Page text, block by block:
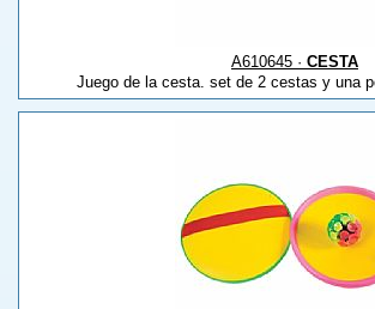
A610645 · CESTA
Juego de la cesta. set de 2 cestas y una